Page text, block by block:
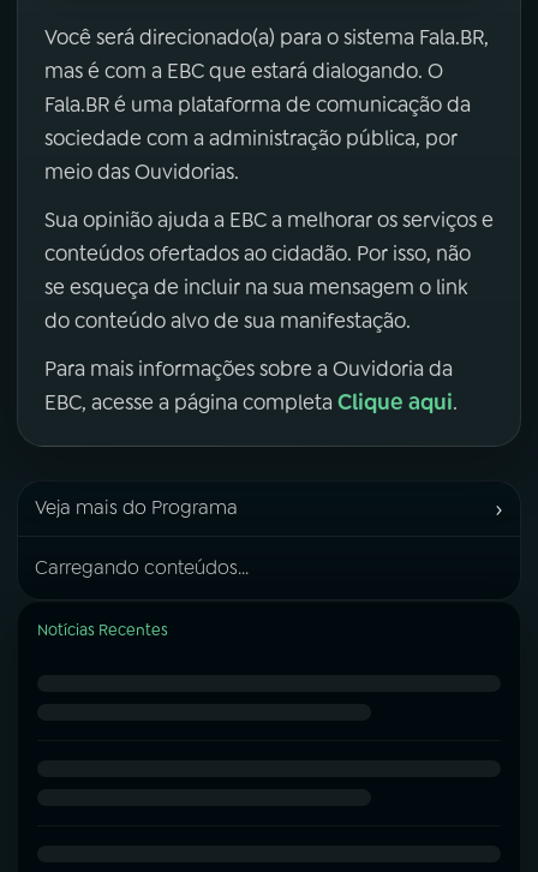
Você será direcionado(a) para o sistema Fala.BR,
mas é com a EBC que estará dialogando. O
Fala.BR é uma plataforma de comunicação da
sociedade com a administração pública, por
meio das Ouvidorias.
Sua opinião ajuda a EBC a melhorar os serviços e
conteúdos ofertados ao cidadão. Por isso, não
se esqueça de incluir na sua mensagem o link
do conteúdo alvo de sua manifestação.
Para mais informações sobre a Ouvidoria da
EBC, acesse a página completa Clique aqui.
Veja mais do Programa ›
Carregando conteúdos...
Notícias Recentes